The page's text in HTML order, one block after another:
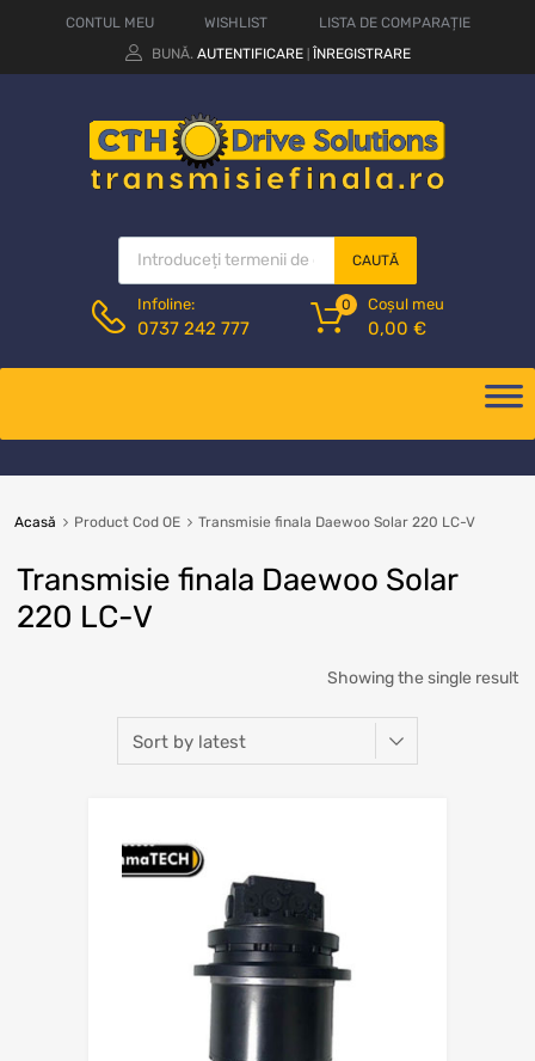
CONTUL MEU WISHLIST
LISTA DE COMPARAȚIE
BUNĂ. AUTENTIFICARE ÎNREGISTRARE
CAUTĂ
Infoline:
0737 242 777
Coșul meu
0,00 €
0
Acasă Product Cod OE Transmisie finala Daewoo Solar 220 LC-V
Transmisie finala Daewoo Solar
220 LC-V
Showing the single result